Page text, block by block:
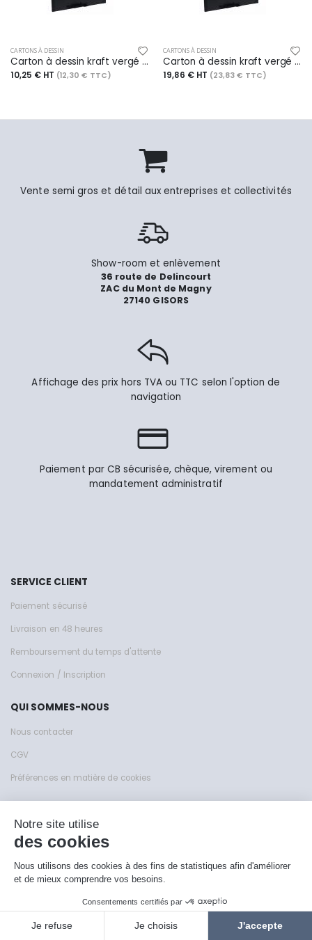
CARTONS À DESSIN
Carton à dessin kraft vergé noir à cordons et 3 rabats, 26x33 - A4+
10,25 € HT (12,30 € TTC)
CARTONS À DESSIN
Carton à dessin kraft vergé noir à cordons et 3 rabats, 47x62 - A2+
19,86 € HT (23,83 € TTC)
Vente semi gros et détail aux entreprises et collectivités
Show-room et enlèvement
36 route de Delincourt
ZAC du Mont de Magny
27140 GISORS
Affichage des prix hors TVA ou TTC selon l'option de
navigation
Paiement par CB sécurisée, chèque, virement ou
mandatement administratif
SERVICE CLIENT
Paiement sécurisé
Livraison en 48 heures
Remboursement du temps d'attente
Connexion / Inscription
QUI SOMMES-NOUS
Nous contacter
CGV
Préférences en matière de cookies